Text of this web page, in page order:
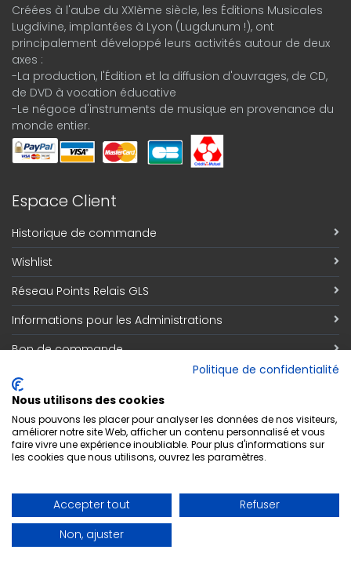
Créées à l'aube du XXIème siècle, les Éditions Musicales
Lugdivine, implantées à Lyon (Lugdunum !), ont
principalement développé leurs activités autour de deux
axes :
-La production, l'Édition et la diffusion d'ouvrages, de CD,
de DVD à vocation éducative
-Le négoce d'instruments de musique en provenance du
monde entier.
Espace Client
Historique de commande
Wishlist
Réseau Points Relais GLS
Informations pour les Administrations
Bon de commande
Information
Qui sommes nous
Découvrez notre magasin
Respect de la vie privée
Conditions générales de vente
Politique de confidentialité
Nous utilisons des cookies
Nous pouvons les placer pour analyser les données de nos visiteurs,
améliorer notre site Web, afficher un contenu personnalisé et vous
faire vivre une expérience inoubliable. Pour plus d'informations sur
les cookies que nous utilisons, ouvrez les paramètres.
Accepter tout
Refuser
Non, ajuster